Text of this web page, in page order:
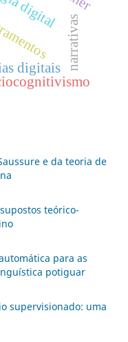
digitais narrativas
e da teoria de
teórico-
para as
potiguar
supervisionado: uma